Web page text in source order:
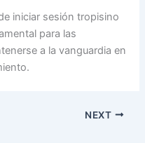
iniciar sesión tropisino
para las
a la vanguardia en
NEXT